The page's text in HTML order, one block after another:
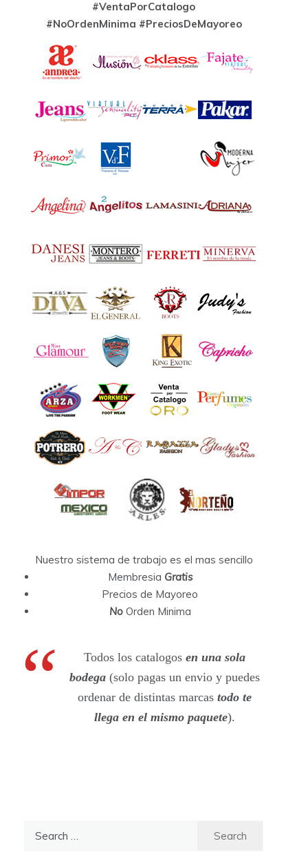
#VentaPorCatalogo
#NoOrdenMinima #PreciosDeMayoreo
Nuestro sistema de trabajo es el mas sencillo
Membresia Gratis
Precios de Mayoreo
NoOrden Minima
Todos los catalogos en una sola
bodega (solo pagas un envio y puedes
ordenar de distintas marcastodo te
llega en el mismo paquete).